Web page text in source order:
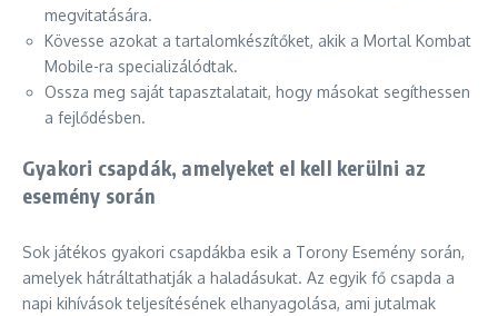
megvitatására.
Kövesse azokat a tartalomkészítőket, akik a Mortal Kombat
Mobile-ra specializálódtak.
Ossza meg saját tapasztalatait, hogy másokat segíthessen
a fejlődésben.
Gyakori csapdák, amelyeket el kell kerülni az
esemény során
Sok játékos gyakori csapdákba esik a Torony Esemény során,
amelyek hátráltathatják a haladásukat. Az egyik fő csapda a
napi kihívások teljesítésének elhanyagolása, ami jutalmak